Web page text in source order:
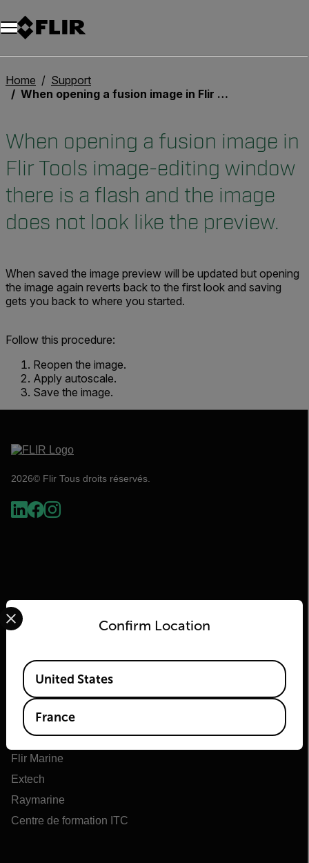
Unread messages
Modèle
Supprimer
articles
article
Ajouter au panier
Ajouté au panier
Home
Support
When opening a fusion image in Flir Tools image-editing window there is a flash and the image does not look like the preview.
When opening a fusion image in
Flir Tools image-editing window
there is a flash and the image
does not look like the preview.
When saved the image preview will be updated but opening
the image again reverts back to the first look and saving
gets you back to where you started.
Follow this procedure:
Reopen the image.
Apply autoscale.
Save the image.
2026© Flir Tous droits réservés.
À propos de Flir
Teledyne Technologies
Teledyne FLIR Defense
OEM Teledyne FLIR
Flir Marine
Extech
Raymarine
Centre de formation ITC
Confirm Location
Select your preferred country and language from the
Available Locations
United States
France